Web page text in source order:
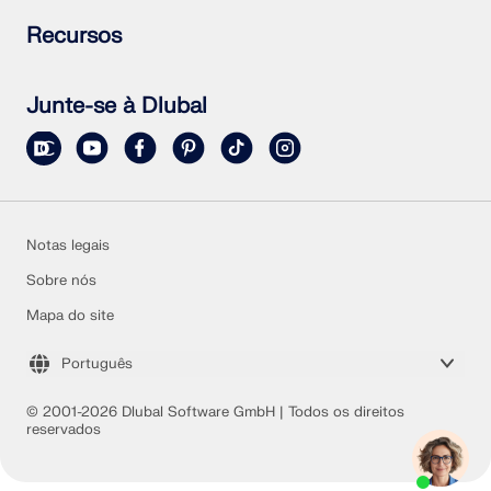
Mapas de sobrecarga de neve, velocidade do vento e
carga sísmica
Subscrever a newsletter
Notícias atuais
Recursos
Enviar projeto
Projetos de clientes
Manuais online
Junte-se à Dlubal
© 2001-2026 Dlubal Software GmbH | Todos os direitos
reservados
Notas legais
Sobre nós
Mapa do site
Português